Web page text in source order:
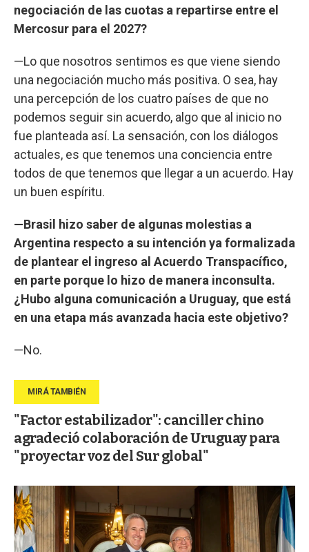
negociación de las cuotas a repartirse entre el
Mercosur para el 2027?
—Lo que nosotros sentimos es que viene siendo
una negociación mucho más positiva. O sea, hay
una percepción de los cuatro países de que no
podemos seguir sin acuerdo, algo que al inicio no
fue planteada así. La sensación, con los diálogos
actuales, es que tenemos una conciencia entre
todos de que tenemos que llegar a un acuerdo. Hay
un buen espíritu.
—Brasil hizo saber de algunas molestias a
Argentina respecto a su intención ya formalizada
de plantear el ingreso al Acuerdo Transpacífico,
en parte porque lo hizo de manera inconsulta.
¿Hubo alguna comunicación a Uruguay, que está
en una etapa más avanzada hacia este objetivo?
—No.
"Factor estabilizador": canciller chino
agradeció colaboración de Uruguay para
"proyectar voz del Sur global"